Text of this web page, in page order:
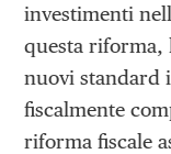
investimenti
questa riforma,
nuovi standard
fiscalmente
riforma fiscale